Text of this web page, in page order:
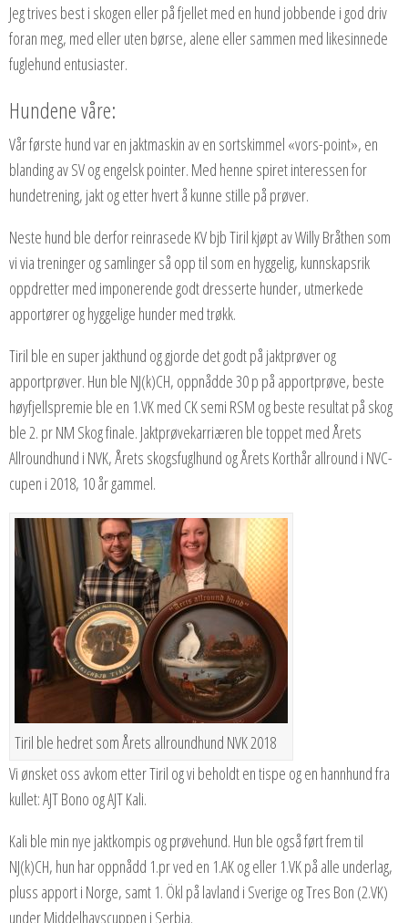
Jeg trives best i skogen eller på fjellet med en hund jobbende i god driv
foran meg, med eller uten børse, alene eller sammen med likesinnede
fuglehund entusiaster.
Hundene våre:
Vår første hund var en jaktmaskin av en sortskimmel «vors-point», en
blanding av SV og engelsk pointer. Med henne spiret interessen for
hundetrening, jakt og etter hvert å kunne stille på prøver.
Neste hund ble derfor reinrasede KV bjb Tiril kjøpt av Willy Bråthen som
vi via treninger og samlinger så opp til som en hyggelig, kunnskapsrik
oppdretter med imponerende godt dresserte hunder, utmerkede
apportører og hyggelige hunder med trøkk.
Tiril ble en super jakthund og gjorde det godt på jaktprøver og
apportprøver. Hun ble NJ(k)CH, oppnådde 30 p på apportprøve, beste
høyfjellspremie ble en 1.VK med CK semi RSM og beste resultat på skog
ble 2. pr NM Skog finale. Jaktprøvekarriæren ble toppet med Årets
Allroundhund i NVK, Årets skogsfuglhund og Årets Korthår allround i NVC-
cupen i 2018, 10 år gammel.
Tiril ble hedret som Årets allroundhund NVK 2018
Vi ønsket oss avkom etter Tiril og vi beholdt en tispe og en hannhund fra
kullet: AJT Bono og AJT Kali.
Kali ble min nye jaktkompis og prøvehund. Hun ble også ført frem til
NJ(k)CH, hun har oppnådd 1.pr ved en 1.AK og eller 1.VK på alle underlag,
pluss apport i Norge, samt 1. Ökl på lavland i Sverige og Tres Bon (2.VK)
under Middelhavscuppen i Serbia.